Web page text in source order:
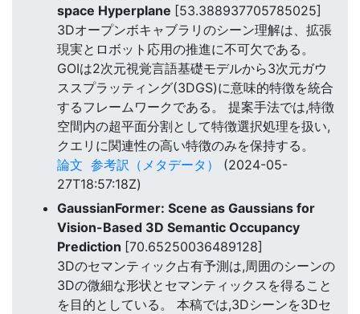
space Hyperplane [53.388937705785025]
3Dオープンボキャブラリのシーン理解は、拡張
現実とロボット応用の推進に不可欠である。
GOIは2次元視覚言語基礎モデルから3次元ガウ
ススプラッティング(3DGS)に意味的特徴を統合
するフレームワークである。 提案手法では,特徴
空間内の超平面分割として特徴選択処理を扱い,
クエリに関連性の高い特徴のみを保持する。
論文 参考訳（メタデータ）
(2024-05-
27T18:57:18Z)
GaussianFormer: Scene as Gaussians for
Vision-Based 3D Semantic Occupancy
Prediction [70.65250036489128]
3Dのセマンティック占有予測は,周囲のシーンの
3Dの微細な形状とセマンティックスを得ること
を目的としている。 本稿では,3Dシーンを3Dセ